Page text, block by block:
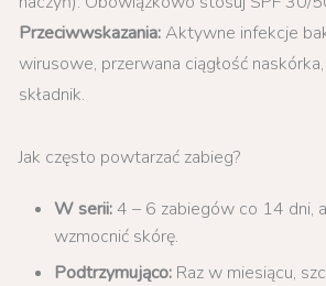
Przeciwwskazania:Aktywne infekcje
wirusowe, przerwana ciągłość
składnik.
Jak często powtarzać zabieg?
W serii:4 – 6 zabiegów co 14 dni,
wzmocnić skórę.
Podtrzymująco: Raz w miesiącu,